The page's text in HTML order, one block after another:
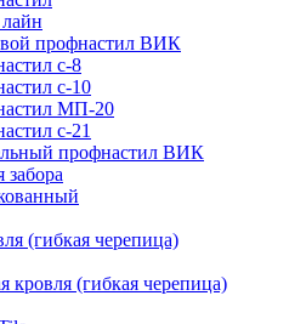
профнастил ВИК
с-8
с-10
МП-20
с-21
профнастил ВИК
забора
(гибкая черепица)
кровля (гибкая черепица)